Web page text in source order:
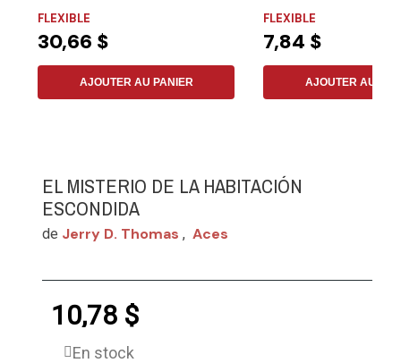
FLEXIBLE
30,66 $
AJOUTER AU PANIER
FLEXIBLE
7,84 $
AJOUTER AU
EL MISTERIO DE LA HABITACIÓN
ESCONDIDA
de Jerry D. Thomas , Aces
10,78 $
En stock